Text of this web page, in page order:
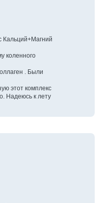
Кальций+Магний
коленного
. Были
этот комплекс
Надеюсь к лету